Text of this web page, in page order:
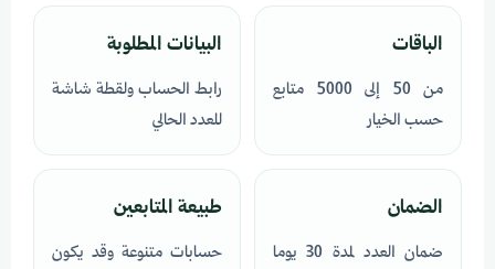
الباقات
من 50 إلى 5000 متابع
حسب الخيار
البيانات المطلوبة
رابط الحساب ولقطة شاشة
للعدد الحالي
الضمان
ضمان العدد لمدة 30 يوما
طبيعة المتابعين
حسابات متنوعة وقد يكون